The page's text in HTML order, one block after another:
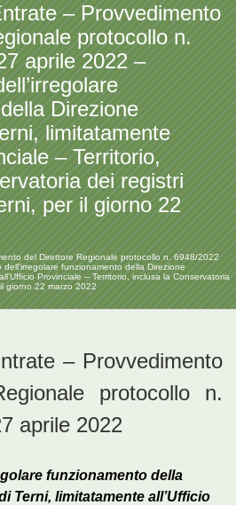
– Provvedimento
protocollo n.
aprile 2022 –
Direzione
limitatamente
– Territorio,
dei registri
per il giorno 22
del Direttore Regionale protocollo n. 6948/2022
funzionamento della Direzione
Provinciale – Territorio, inclusa la Conservatoria
il giorno 22 marzo 2022
– Provvedimento
protocollo n.
aprile 2022
funzionamento della
Terni, limitatamente all’Ufficio